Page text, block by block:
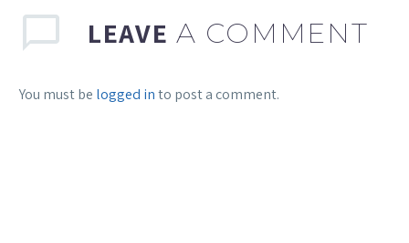
LEAVE A COMMENT
You must be logged into post a comment.